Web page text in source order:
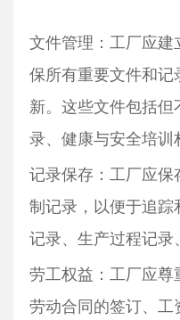
文件管理：工厂应
保所有重要文件和
新。这些文件包括
录、健康与安全培训
记录保存：工厂应
制记录，以便于追
记录、生产过程记录
劳工权益：工厂应
劳动合同的签订、工